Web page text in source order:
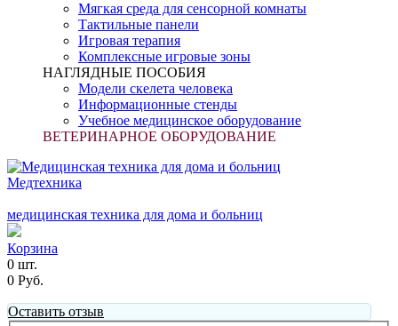
Мягкая среда для сенсорной комнаты
Тактильные панели
Игровая терапия
Комплексные игровые зоны
НАГЛЯДНЫЕ ПОСОБИЯ
Модели скелета человека
Информационные стенды
Учебное медицинское оборудование
ВЕТЕРИНАРНОЕ ОБОРУДОВАНИЕ
Медтехника
медицинская техника для дома и больниц
Корзина
0 шт.
0 Руб.
Оставить отзыв